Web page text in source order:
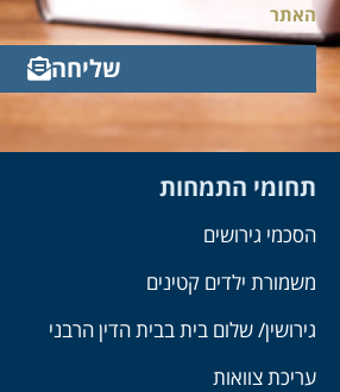
האתר
שליחה
תחומי התמחות
הסכמי גירושים
משמורת ילדים קטינים
גירושין/ שלום בית בבית הדין הרבני
עריכת צוואות